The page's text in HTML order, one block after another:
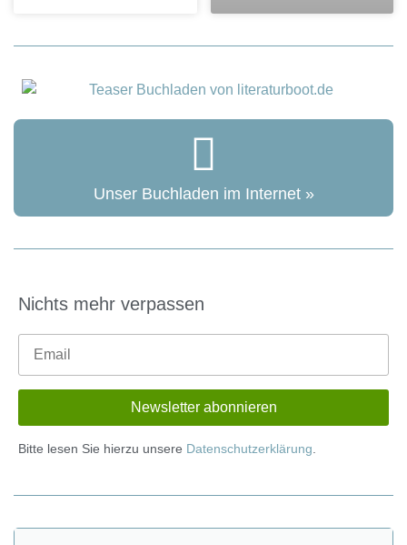
Unser Buchladen im Internet »
Nichts mehr verpassen
Bitte lesen Sie hierzu unsere Datenschutzerklärung